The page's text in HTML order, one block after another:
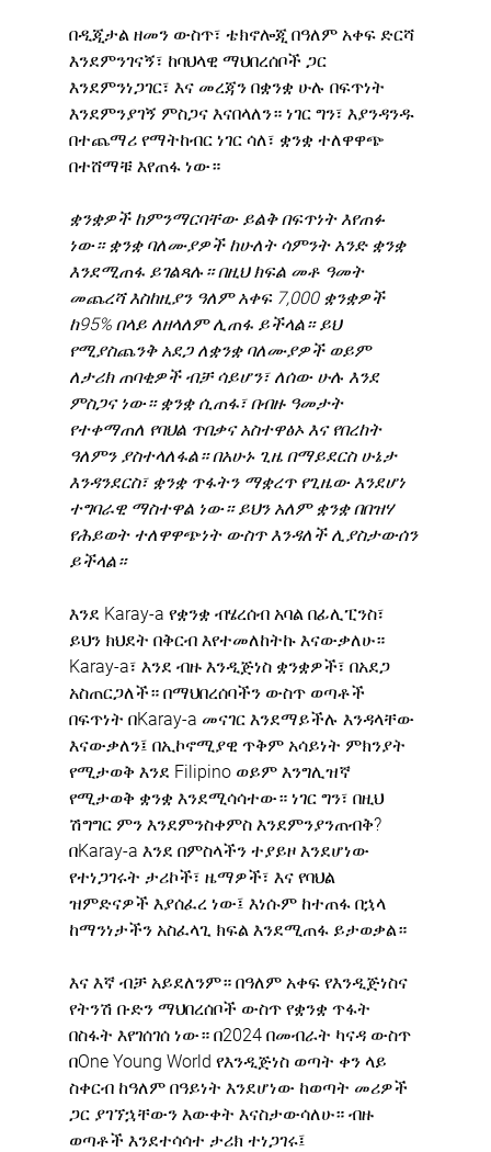
በዲጂታል ዘመን ውስጥ፣ ቴክኖሎጂ በዓለም አቀፍ ድርሻ
እንደምንገናኝ፣ ከባህላዊ ማህበረሰቦች ጋር
እንደምንነጋገር፣ እና መረጃን በቋንቋ ሁሉ በፍጥነት
እንደምንያገኝ ምስጋና እናበላለን። ነገር ግን፣ እያንዳንዱ
በተጨማሪ የማትከብር ነገር ሳለ፣ ቋንቋ ተለዋዋጭ
በተሸማቹ እየጠፋ ነው።
ቋንቋዎች ከምንማርባቸው ይልቅ በፍጥነት እየጠፉ
ነው። ቋንቋ ባለሙያዎች ከሁለት ሳምንት አንድ ቋንቋ
እንደሚጠፋ ይገልጻሉ። በዚህ ክፍል መቶ ዓመት
መጨረሻ እስከዚያን ዓለም አቀፍ 7,000 ቋንቋዎች
ከ95% በላይ ለዘላለም ሊጠፋ ይችላል። ይህ
የሚያስጨንቅ አደጋ ለቋንቋ ባለሙያዎች ወይም
ለታሪክ ጠባቂዎች ብቻ ሳይሆን፣ ለሰው ሁሉ እንደ
ምስጋና ነው። ቋንቋ ሲጠፋ፣ በብዙ ዓመታት
የተቀማጠለ የባህል ጥበቃና አስተዋፅኦ እና የበረከት
ዓለምን ያስተላለፋል። በአሁኑ ጊዜ በማይደርስ ሁኔታ
እንዳንደርስ፣ ቋንቋ ጥፋትን ማቋረጥ የጊዜው እንደሆነ
ተግባራዊ ማስተዋል ነው። ይህን አለም ቋንቋ በበዝሃ
የሕይወት ተለዋዋጭነት ውስጥ እንዳለች ሊያስታውሰን
ይችላል።
እንደ Karay-a የቋንቋ ብሄረሰብ አባል በፊሊፒንስ፣
ይህን ክህደት በቅርብ እየተመለከትኩ እናውቃለሁ።
Karay-a፣ እንደ ብዙ እንዲጅነስ ቋንቋዎች፣ በአደጋ
አስጠርጋለች። በማህበረሰባችን ውስጥ ወጣቶች
በፍጥነት በKaray-a መናገር እንደማይችሉ እንዳላቸው
እናውቃለን፤ በኢኮኖሚያዊ ጥቅም አሳይነት ምክንያት
የሚታወቅ እንደ Filipino ወይም እንግሊዝኛ
የሚታወቅ ቋንቋ እንደሚሳሳተው። ነገር ግን፣ በዚህ
ሽግግር ምን እንደምንስቀምስ እንደምንያንጠብቅ?
በKaray-a እንደ በምስላችን ተያይዞ እንደሆነው
የተነጋገሩት ታሪኮች፣ ዜማዎች፣ እና የባህል
ዝምድናዎች እያሰፈረ ነው፤ እነሱም ከተጠፋ በኋላ
ከማንነታችን አስፈላጊ ክፍል እንደሚጠፋ ይታወቃል።
እና እኛ ብቻ አይደለንም። በዓለም አቀፍ የእንዲጅነስና
የትንሽ ቡድን ማህበረሰቦች ውስጥ የቋንቋ ጥፋት
በስፋት እየገሰገሰ ነው። በ2024 በመብራት ካናዳ ውስጥ
በOne Young World የእንዲጅነስ ወጣት ቀን ላይ
ስቀርብ ከዓለም በዓይነት እንደሆነው ከወጣት መሪዎች
ጋር ያገኘኋቸውን እውቀት እናስታውሳለሁ። ብዙ
ወጣቶች እንደተሳሳተ ታሪክ ተነጋገሩ፤